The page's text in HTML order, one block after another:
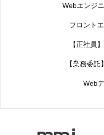
Webエンジ
フロント
【正社員
【業務委
Web